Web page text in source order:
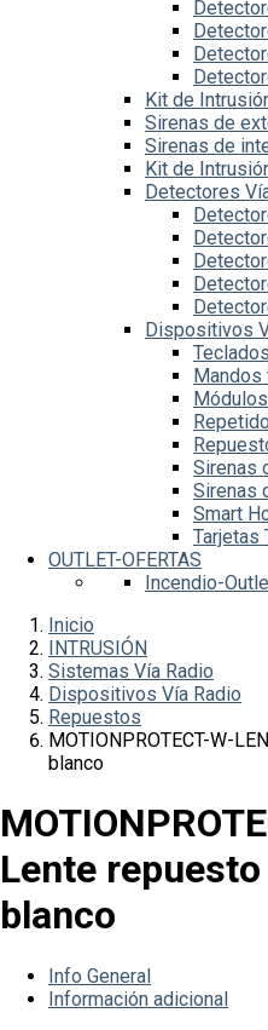
Kit de
Sirenas de
Sirenas de
Kit de
Detectores
Dispositivos
Mandos
Sirenas
Sirenas
Smart
Tarjetas
OUTLET-OFERTAS
Incendio-
Inicio
INTRUSIÓN
Sistemas Vía Radio
Dispositivos Vía Radio
Repuestos
MOTIONPROTECT-W-
blanco
Lente
blanco
Info General
Información adicional